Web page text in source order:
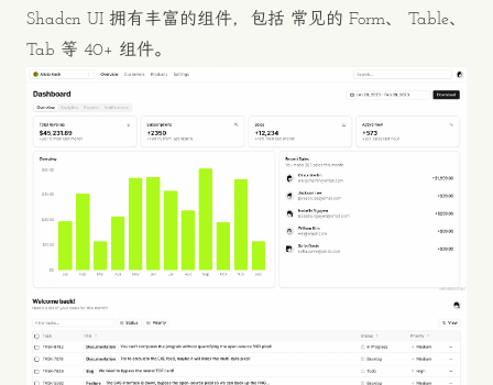
Shadcn UI 拥有丰富的组件，包括 常见的 Form、 Table、
Tab 等 40+ 组件。